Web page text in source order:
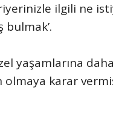
ilgili ne
bulmak’.
yaşamlarına
karar